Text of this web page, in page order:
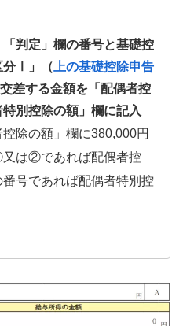
「判定」欄の番号と基礎控
Ⅰ」
（ 上の基礎控除申告
差する金額を「配偶者控
別控除の額」欄に記入
除の額」欄に380,000円
は②であれば配偶者控
号であれば配偶者特別控